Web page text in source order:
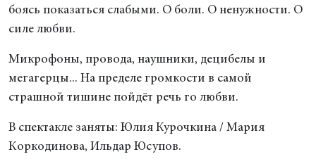
боясь показаться слабыми. О боли. О ненужности. О
силе любви.
Микрофоны, провода, наушники, децибелы и
мегагерцы... На пределе громкости в самой
страшной тишине пойдёт речь го любви.
В спектакле заняты: Юлия Курочкина / Мария
Коркодинова, Ильдар Юсупов.